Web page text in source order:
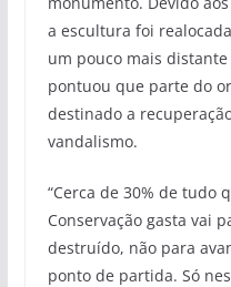
a escultura foi
um pouco mais
pontuou que parte do
destinado a
vandalismo.
“Cerca de 30% de tudo
Conservação gasta vai
destruído, não para
ponto de partida. Só